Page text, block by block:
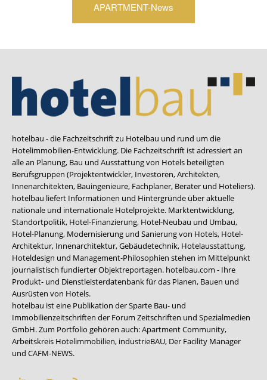
APARTMENT-News
hotelbau - die Fachzeitschrift zu Hotelbau und rund um die
Hotelimmobilien-Entwicklung. Die Fachzeitschrift ist adressiert an
alle an Planung, Bau und Ausstattung von Hotels beteiligten
Berufsgruppen (Projektentwickler, Investoren, Architekten,
Innenarchitekten, Bauingenieure, Fachplaner, Berater und Hoteliers).
hotelbau liefert Informationen und Hintergründe über aktuelle
nationale und internationale Hotelprojekte. Marktentwicklung,
Standortpolitik, Hotel-Finanzierung, Hotel-Neubau und Umbau,
Hotel-Planung, Modernisierung und Sanierung von Hotels, Hotel-
Architektur, Innenarchitektur, Gebäudetechnik, Hotelausstattung,
Hoteldesign und Management-Philosophien stehen im Mittelpunkt
journalistisch fundierter Objektreportagen. hotelbau.com - Ihre
Produkt- und Dienstleisterdatenbank für das Planen, Bauen und
Ausrüsten von Hotels.
hotelbau ist eine Publikation der Sparte Bau- und
Immobilienzeitschriften der Forum Zeitschriften und Spezialmedien
GmbH. Zum Portfolio gehören auch:Apartment Community,
Arbeitskreis Hotelimmobilien, industrieBAU, Der Facility Manager
und CAFM-NEWS.